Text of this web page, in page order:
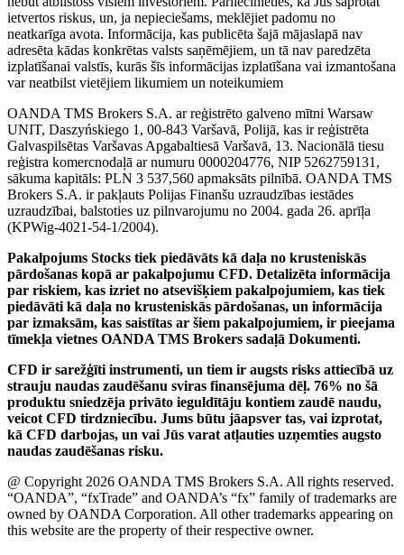
ietvertos riskus, un, ja nepieciešams, meklējiet padomu no
neatkarīga avota. Informācija, kas publicēta šajā mājaslapā nav
adresēta kādas konkrētas valsts saņēmējiem, un tā nav paredzēta
izplatīšanai valstīs, kurās šīs informācijas izplatīšana vai izmantošana
var neatbilst vietējiem likumiem un noteikumiem
OANDA TMS Brokers S.A. ar reģistrēto galveno mītni Warsaw
UNIT, Daszyńskiego 1, 00-843 Varšavā, Polijā, kas ir reģistrēta
Galvaspilsētas Varšavas Apgabaltiesā Varšavā, 13. Nacionālā tiesu
reģistra komercnodaļā ar numuru 0000204776, NIP 5262759131,
sākuma kapitāls: PLN 3 537,560 apmaksāts pilnībā. OANDA TMS
Brokers S.A. ir pakļauts Polijas Finanšu uzraudzības iestādes
uzraudzībai, balstoties uz pilnvarojumu no 2004. gada 26. aprīļa
(KPWig-4021-54-1/2004).
Pakalpojums Stocks tiek piedāvāts kā daļa no krusteniskās
pārdošanas kopā ar pakalpojumu CFD. Detalizēta informācija
par riskiem, kas izriet no atsevišķiem pakalpojumiem, kas tiek
piedāvāti kā daļa no krusteniskās pārdošanas, un informācija
par izmaksām, kas saistītas ar šiem pakalpojumiem, ir pieejama
tīmekļa vietnes OANDA TMS Brokers sadaļā Dokumenti.
CFD ir sarežģīti instrumenti, un tiem ir augsts risks attiecībā uz
strauju naudas zaudēšanu sviras finansējuma dēļ. 76% no šā
produktu sniedzēja privāto ieguldītāju kontiem zaudē naudu,
veicot CFD tirdzniecību. Jums būtu jāapsver tas, vai izprotat,
kā CFD darbojas, un vai Jūs varat atļauties uzņemties augsto
naudas zaudēšanas risku.
@ Copyright 2026 OANDA TMS Brokers S.A. All rights reserved.
“OANDA”, “fxTrade” and OANDA’s “fx” family of trademarks are
owned by OANDA Corporation. All other trademarks appearing on
this website are the property of their respective owner.